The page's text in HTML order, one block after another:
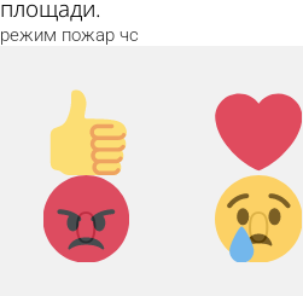
площади.
режим пожар чс
Палец
вверх!
0
Лайк!
0
Агрессия!
Грусть :
(